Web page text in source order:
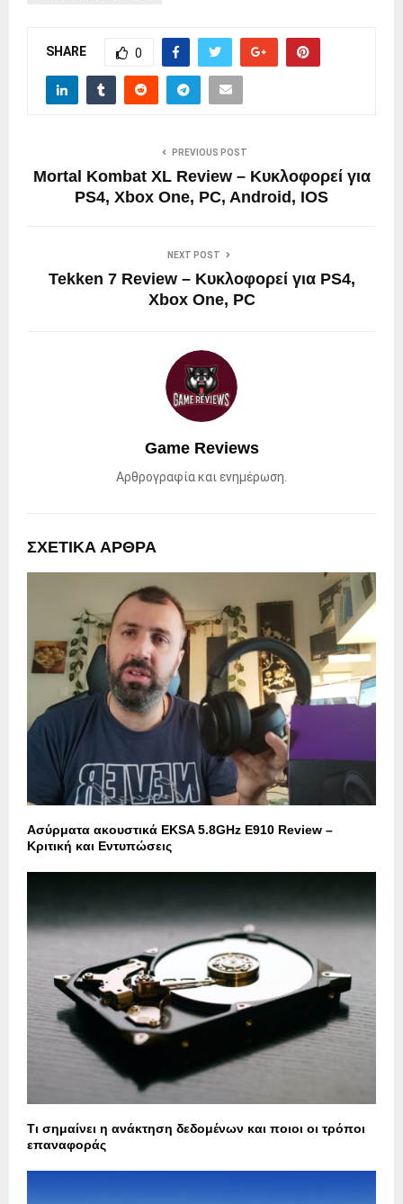
SHARE 0
PREVIOUS POST
Mortal Kombat XL Review – Κυκλοφορεί για
PS4, Xbox One, PC, Android, IOS
NEXT POST
Tekken 7 Review – Κυκλοφορεί για PS4,
Xbox One, PC
Game Reviews
Αρθρογραφία και ενημέρωση.
ΣΧΕΤΙΚΑ ΑΡΘΡΑ
Ασύρματα ακουστικά EKSA 5.8GHz E910 Review –
Κριτική και Εντυπώσεις
Τι σημαίνει η ανάκτηση δεδομένων και ποιοι οι τρόποι
επαναφοράς